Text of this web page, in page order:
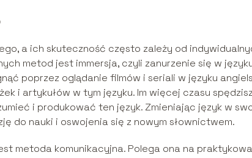
a ich skuteczność często zależy od
metod jest immersja, czyli zanurzenie się w
poprzez oglądanie filmów i seriali w języku
i artykułów w tym języku. Im więcej czasu
i produkować ten język. Zmieniając język w
do nauki i oswojenia się z nowym słownictwem.
metoda komunikacyjna. Polega ona na